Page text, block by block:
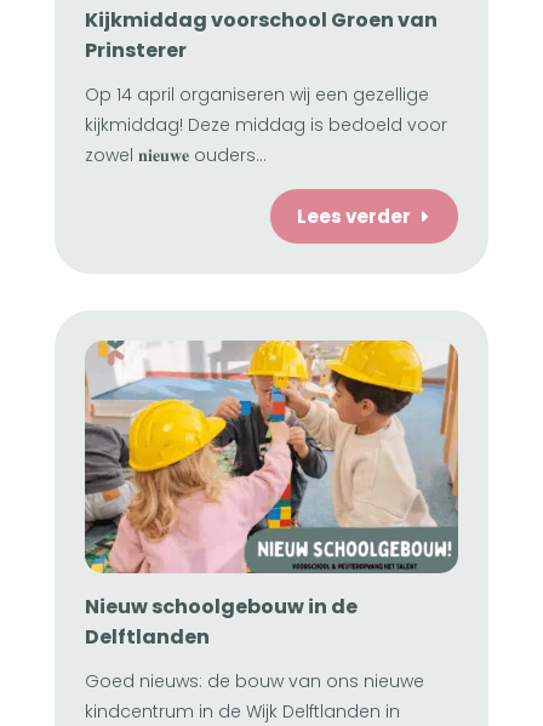
Kijkmiddag voorschool Groen van
Prinsterer
Op 14 april organiseren wij een gezellige
kijkmiddag! Deze middag is bedoeld voor
zowel 𝐧𝐢𝐞𝐮𝐰𝐞 ouders...
Lees verder E
Nieuw schoolgebouw in de
Delftlanden
Goed nieuws: de bouw van ons nieuwe
kindcentrum in de Wijk Delftlanden in